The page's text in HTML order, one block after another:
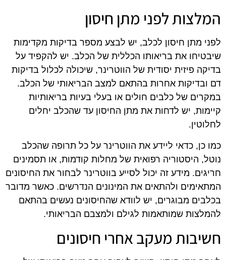
המלצות לפני מתן חיסון
לפני מתן חיסון לכלב, יש לבצע מספר בדיקות מקדימות
שיבטיחו את בריאותו הכללית של הכלב. יש להקפיד על
בדיקה פיזית יסודית של הווטרינר, שיכולה לכלול בדיקות
דם ובדיקות אחרות בהתאם למצב הבריאותי של הכלב.
במקרים של כלבים חולים או בעלי בעיות בריאותיות
קיימות, יש לדחות את מתן החיסון עד שהכלב יחלים
לחלוטין.
כמו כן, כדאי ליידע את הווטרינר על כל תרופה שהכלב
נוטל, היסטוריה רפואית של מחלות קודמות, או תסמינים
חריגים. מידע זה יכול לסייע בווטרינר לבחור את החיסונים
המתאימים ולהתאים את המינונים הנדרשים. כאשר מדובר
בכלבים מבוגרים, יש לוודא שהחיסונים נעשים בהתאם
להמלצות שמותאמות לגילם ולמצבם הבריאותי.
חשיבות מעקב אחרי חיסונים